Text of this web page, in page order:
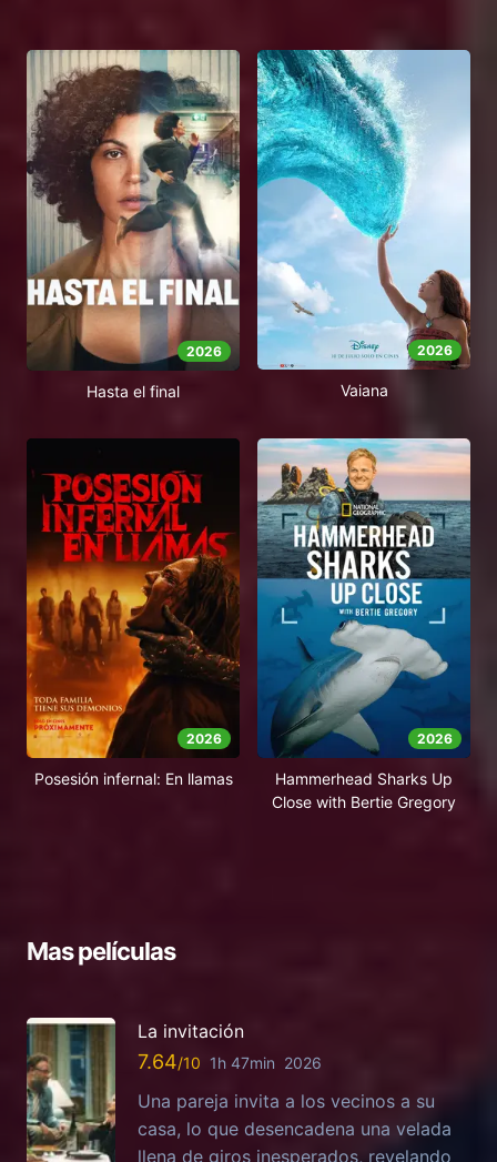
2026
Hasta el final
2026
Vaiana
2026
Posesión infernal: En llamas
2026
Hammerhead Sharks Up
Close with Bertie Gregory
Mas películas
La invitación
7.64 1h 47min 2026
Una pareja invita a los vecinos a su
casa, lo que desencadena una velada
llena de giros inesperados, revelando